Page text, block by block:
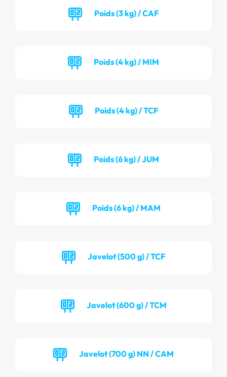
Poids (3 kg) / CAF
Poids (4 kg) / MIM
Poids (4 kg) / TCF
Poids (6 kg) / JUM
Poids (6 kg) / MAM
Javelot (500 g) / TCF
Javelot (600 g) / TCM
Javelot (700 g) NN / CAM